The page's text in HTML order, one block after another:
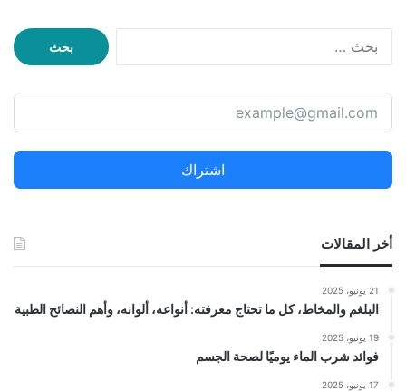
ح
ع
ن
اشتراك
أخر المقالات
21 يونيو، 2025
البلغم والمخاط، كل ما تحتاج معرفته: أنواعه، ألوانه، وأهم النصائح الطبية
19 يونيو، 2025
فوائد شرب الماء يوميًا لصحة الجسم
17 يونيو، 2025